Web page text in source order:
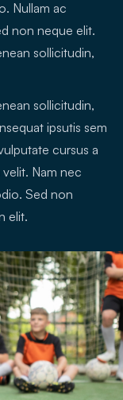
Nullam ac
non neque elit.
sollicitudin,
sollicitudin,
ipsutis sem
cursus a
Nam nec
Sed non
elit.